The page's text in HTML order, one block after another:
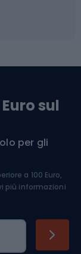
sul
per gli
a 100 Euro,
più informazioni